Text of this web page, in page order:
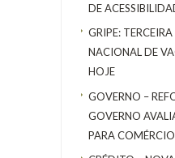
DE
GRIPE:
NACIONAL DE
HOJE
GOVERNO –
GOVERNO
PARA